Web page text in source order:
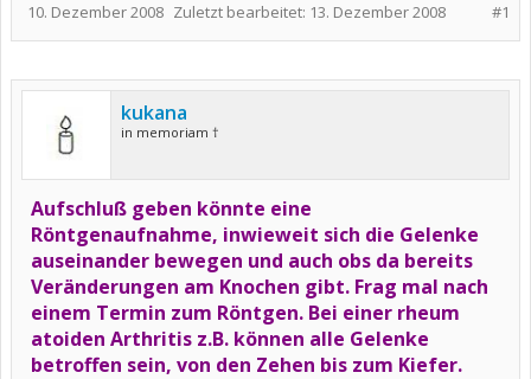
#1
10. Dezember 2008 Zuletzt bearbeitet: 13. Dezember 2008
kukana
in memoriam †
Aufschluß geben könnte eine
Röntgenaufnahme, inwieweit sich die Gelenke
auseinander bewegen und auch obs da bereits
Veränderungen am Knochen gibt. Frag mal nach
einem Termin zum Röntgen. Bei einer rheum
atoiden Arthritis z.B. können alle Gelenke
betroffen sein, von den Zehen bis zum Kiefer.